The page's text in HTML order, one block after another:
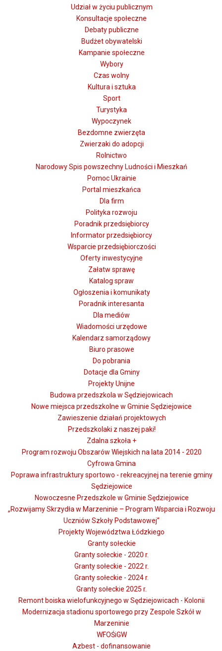
Udział w życiu publicznym
Konsultacje społeczne
Debaty publiczne
Budżet obywatelski
Kampanie społeczne
Wybory
Czas wolny
Kultura i sztuka
Sport
Turystyka
Wypoczynek
Bezdomne zwierzęta
Zwierzaki do adopcji
Rolnictwo
Narodowy Spis powszechny Ludności i Mieszkań
Pomoc Ukrainie
Portal mieszkańca
Dla firm
Polityka rozwoju
Poradnik przedsiębiorcy
Informator przedsiębiorcy
Wsparcie przedsiębiorczości
Oferty inwestycyjne
Załatw sprawę
Katalog spraw
Ogłoszenia i komunikaty
Poradnik interesanta
Dla mediów
Wiadomości urzędowe
Kalendarz samorządowy
Biuro prasowe
Do pobrania
Dotacje dla Gminy
Projekty Unijne
Budowa przedszkola w Sędziejowicach
Nowe miejsca przedszkolne w Gminie Sędziejowice
Zawieszenie działań projektowych
Przedszkolaki z naszej paki!
Zdalna szkoła +
Program rozwoju Obszarów Wiejskich na lata 2014 - 2020
Cyfrowa Gmina
Poprawa infrastruktury sportowo - rekreacyjnej na terenie gminy
Sędziejowice
Nowoczesne Przedszkole w Gminie Sędziejowice
„Rozwijamy Skrzydła w Marzeninie – Program Wsparcia i Rozwoju
Uczniów Szkoły Podstawowej”
Projekty Województwa Łódzkiego
Granty sołeckie
Granty sołeckie - 2020 r.
Granty sołeckie - 2022 r.
Granty sołeckie - 2024 r.
Granty sołeckie 2025 r.
Remont boiska wielofunkcyjnego w Sędziejowicach - Kolonii
Modernizacja stadionu sportowego przy Zespole Szkół w
Marzeninie
WFOŚiGW
Azbest - dofinansowanie